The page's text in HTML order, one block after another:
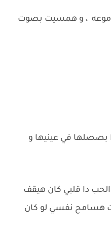
دموعه ، و همسيت بصوت
بصصلها في عينيها و
دا قلبي كان هيقف
هسامح نفسي لو كان